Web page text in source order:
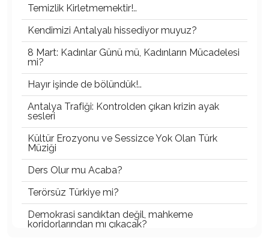
Temizlik Kirletmemektir!..
Kendimizi Antalyalı hissediyor muyuz?
8 Mart: Kadınlar Günü mü, Kadınların Mücadelesi
mi?
Hayır işinde de bölündük!..
Antalya Trafiği: Kontrolden çıkan krizin ayak
sesleri
Kültür Erozyonu ve Sessizce Yok Olan Türk
Müziği
Ders Olur mu Acaba?
Terörsüz Türkiye mi?
Demokrasi sandıktan değil, mahkeme
koridorlarından mı çıkacak?